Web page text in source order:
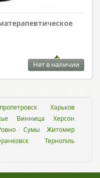
Нет в наличии
Харьков
Винница
Херсон
Сумы
Житомир
Тернопіль